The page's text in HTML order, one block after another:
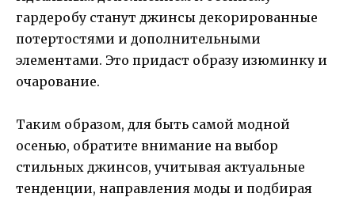
гардеробу станут джинсы декорированные
потертостями и дополнительными
элементами. Это придаст образу изюминку и
очарование.
Таким образом, для быть самой модной
осенью, обратите внимание на выбор
стильных джинсов, учитывая актуальные
тенденции, направления моды и подбирая